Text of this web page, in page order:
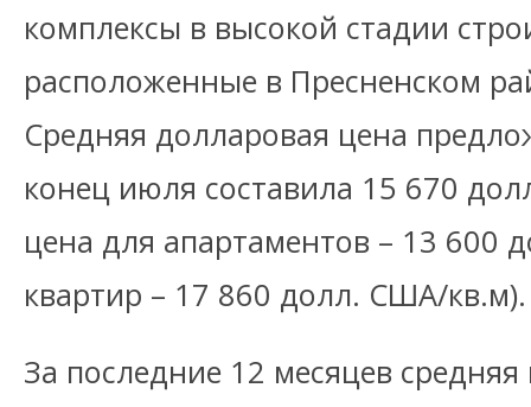
комплексы в высокой стадии
расположенные в Пресненском
Средняя долларовая цена
конец июля составила 15 670
цена для апартаментов – 13 600
квартир – 17 860 долл. США/кв.м).
За последние 12 месяцев